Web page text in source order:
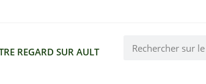
REGARD SUR AULT